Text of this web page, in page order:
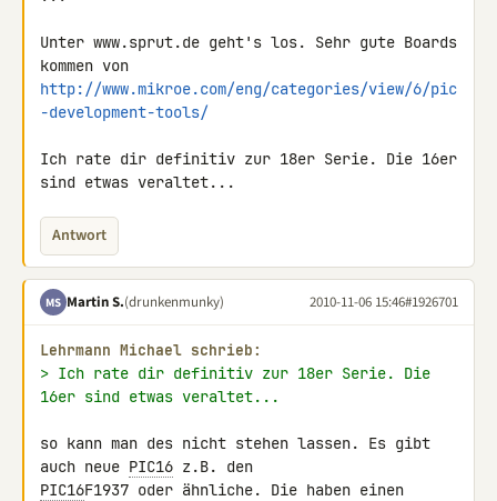
Unter www.sprut.de geht's los. Sehr gute Boards
http://www.mikroe.com/eng/categories/view/6/pic
-development-tools/
Ich rate dir definitiv zur 18er Serie. Die 16er
sind etwas veraltet...
Antwort
MS Martin S.(drunkenmunky) 2010-11-06 15:46#1926701
Lehrmann Michael schrieb:
> Ich rate dir definitiv zur 18er Serie. Die
16er sind etwas veraltet...
so kann man des nicht stehen lassen. Es gibt
auch neue PIC16
PIC16F1937 oder ähnliche. Die haben einen